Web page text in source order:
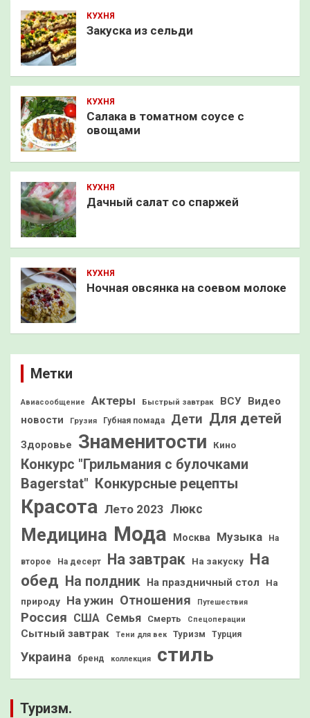
КУХНЯ
Закуска из сельди
КУХНЯ
Салака в томатном соусе с
овощами
КУХНЯ
Дачный салат со спаржей
КУХНЯ
Ночная овсянка на соевом молоке
Метки
Авиасообщение Актеры Быстрый завтрак ВСУ Видео
новости
Грузия Губная помада Дети Для детей
Здоровье Знаменитости Кино
Конкурс "Грильмания с булочками
Bagerstat" Конкурсные рецепты
Красота Лето 2023 Люкс
Медицина Мода Москва Музыка На
второе На десерт На завтрак На закуску
На
обед На полдник На праздничный стол
На
природу
На ужин Отношения Путешествия
Россия США Семья Смерть Спецоперации
Сытный завтрак Тени для век Туризм Турция
Украина бренд коллекция стиль
Туризм.